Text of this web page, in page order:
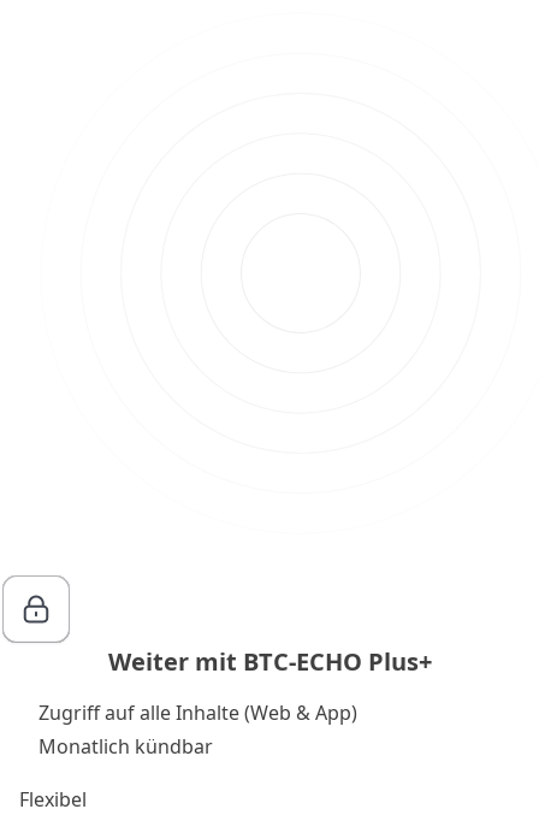
Weiter mit BTC-ECHO Plus+
Zugriff auf alle Inhalte (Web & App)
Monatlich kündbar
Flexibel